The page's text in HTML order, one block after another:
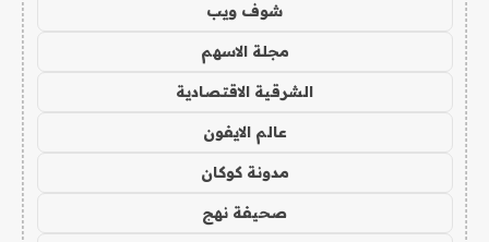
شوف ويب
مجلة الاسهم
الشرقية الاقتصادية
عالم الايفون
مدونة كوكان
صحيفة نهج